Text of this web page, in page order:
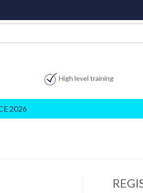
High level training
2026